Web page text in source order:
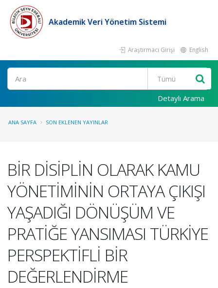
Akademik Veri Yönetim Sistemi
Araştırmacı Girişi English
Ara
Detaylı Arama
ANA SAYFA SON EKLENEN YAYINLAR
BİR DİSİPLİN OLARAK KAMU
YÖNETİMİNİN ORTAYA ÇIKIŞI
YAŞADIĞI DÖNÜŞÜM VE
PRATİĞE YANSIMASI TÜRKİYE
PERSPEKTİFLİ BİR
DEĞERLENDİRME